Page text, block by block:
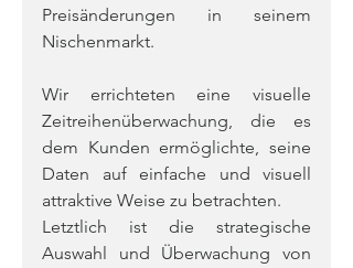
Preisänderungen in seinem
Nischenmarkt.
Wir errichteten eine visuelle
Zeitreihenüberwachung, die es
dem Kunden ermöglichte, seine
Daten auf einfache und visuell
attraktive Weise zu betrachten.
Letztlich ist die strategische
Auswahl und Überwachung von